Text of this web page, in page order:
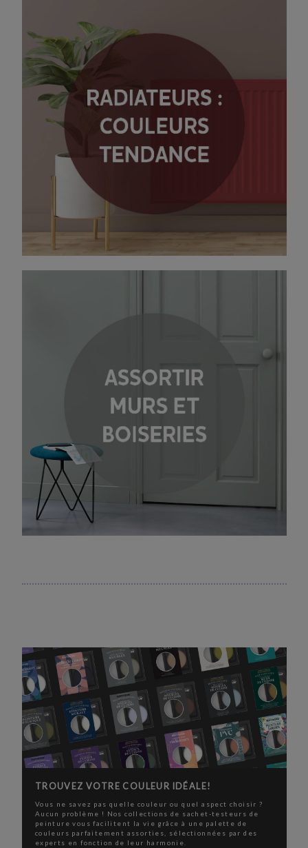
TROUVEZ VOTRE COULEUR IDÉALE!
Vous ne savez pas quelle couleur ou quel aspect choisir ?
Aucun problème ! Nos collections de sachet-testeurs de
peinture vous facilitent la vie grâce à une palette de
couleurs parfaitement assorties, sélectionnées par des
experts en fonction de leur harmonie.